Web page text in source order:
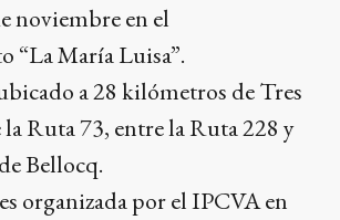
noviembre en el
“La María Luisa”.
a 28 kilómetros de Tres
Ruta 73, entre la Ruta 228 y
Bellocq.
organizada por el IPCVA en